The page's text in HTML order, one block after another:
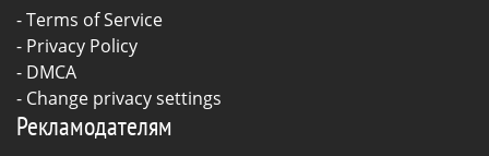
-Terms of Service
- Privacy Policy
- DMCA
- Change privacy settings
Рекламодателям